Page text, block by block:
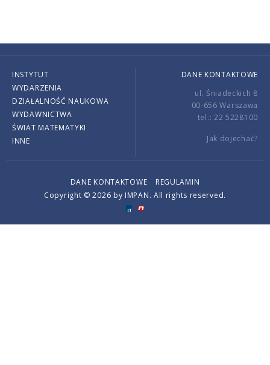
INSTYTUT
WYDARZENIA
DZIAŁALNOŚĆ NAUKOWA
WYDAWNICTWA
ŚWIAT MATEMATYKI
INNE
DANE KONTAKTOWE
ul. Śniadeckich 8
00-656 Warszawa
tel.: 22 5228100
Jak dojechać?
DANE KONTAKTOWE
REGULAMIN
Copyright © 2026 by IMPAN. All rights reserved.